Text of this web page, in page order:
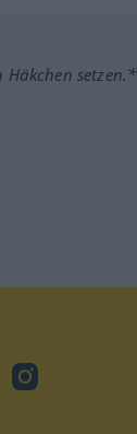
Häkchen setzen.*
Instagram